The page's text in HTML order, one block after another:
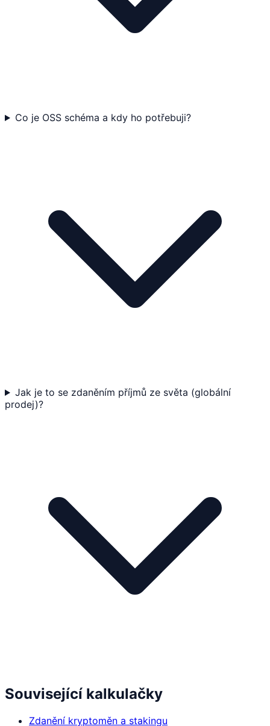
Co je OSS schéma a kdy ho potřebuji?
Jak je to se zdaněním příjmů ze světa (globální
prodej)?
Související kalkulačky
Zdanění kryptoměn a stakingu